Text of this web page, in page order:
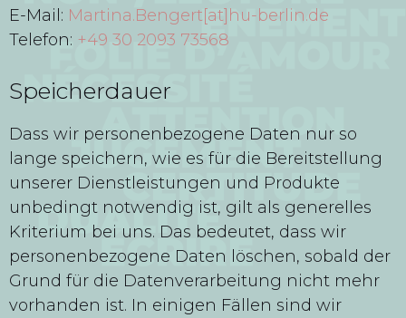
E-Mail: Martina.Bengert[at]hu-berlin.de
Telefon: +49 30 2093 73568
Speicherdauer
Dass wir personenbezogene Daten nur so
lange speichern, wie es für die Bereitstellung
unserer Dienstleistungen und Produkte
unbedingt notwendig ist, gilt als generelles
Kriterium bei uns. Das bedeutet, dass wir
personenbezogene Daten löschen, sobald der
Grund für die Datenverarbeitung nicht mehr
vorhanden ist. In einigen Fällen sind wir